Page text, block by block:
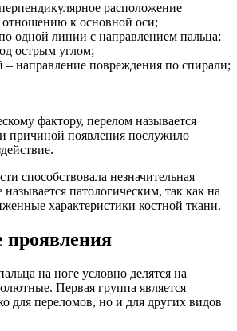
расположение
отношению к основной оси;
одной линии с направлением пальца;
острым углом;
– направление повреждения по спирали;
фактору, перелом называется
причиной появления послужило
способствовала незначительная
патологическим, так как на
характеристики костной ткани.
проявления
на ноге условно делятся на
Первая группа является
для переломов, но и для других видов